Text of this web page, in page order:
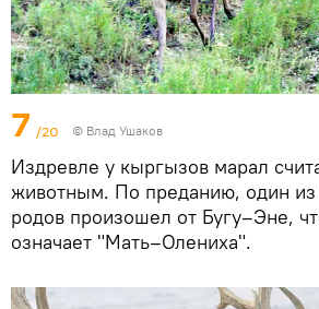
7 /20 © Влад Ушаков
Издревле у кыргызов марал
животным. По преданию, один
родов произошел от Бугу–Эне,
означает "Мать–Олениха".